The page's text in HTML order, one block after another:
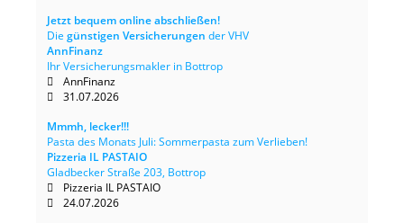
Jetzt bequem online abschließen!
Die günstigen Versicherungen der VHV
AnnFinanz
Ihr Versicherungsmakler in Bottrop
AnnFinanz
31.07.2026
Mmmh, lecker!!!
Pasta des Monats Juli: Sommerpasta zum Verlieben!
Pizzeria IL PASTAIO
Gladbecker Straße 203, Bottrop
Pizzeria IL PASTAIO
24.07.2026